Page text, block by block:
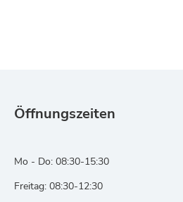
Öffnungszeiten
Mo - Do: 08:30-15:30
Freitag: 08:30-12:30